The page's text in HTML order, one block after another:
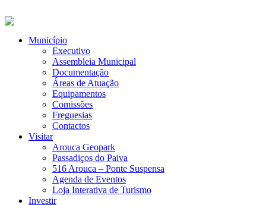
Município
Executivo
Assembleia Municipal
Documentação
Áreas de Atuação
Equipamentos
Comissões
Freguesias
Contactos
Visitar
Arouca Geopark
Passadiços do Paiva
516 Arouca – Ponte Suspensa
Agenda de Eventos
Loja Interativa de Turismo
Investir